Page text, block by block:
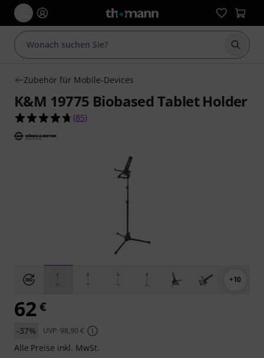
Suche
Zubehör für Mobile-Devices
K&M 19775 Biobased Tablet Holder
4.7 von 5 Sternen aus 85 Kundenbewertungen
(85)
+10
62€
-37% UVP: 98,90 €
Alle Preise inkl. MwSt.